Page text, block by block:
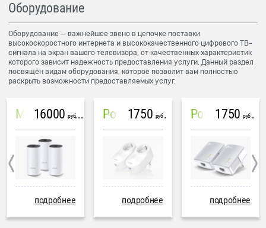
Оборудование
Оборудование — важнейшее звено в цепочке поставки
высокоскоростного интернета и высококачественного цифрового ТВ-
сигнала на экран вашего телевизора, от качественных характеристик
которого зависит надежность предоставления услуги. Данный раздел
посвящён видам оборудования, которое позволит вам полностью
раскрыть возможности предоставляемых услуг.
Mesh система TP-Link Deco M4 (3 устройства)
16000 руб
подробнее
PowerLine Tenda PH6
1750 руб
подробнее
PowerLine TP-Link AV600
1750 руб
подробнее